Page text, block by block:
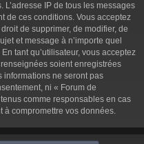
L’adresse IP de tous les messages
de ces conditions. Vous acceptez
de supprimer, de modifier, de
et message à n’importe quel
tant qu’utilisateur, vous acceptez
soient enregistrées
informations ne seront pas
ni « Forum de
comme responsables en cas
à compromettre vos données.